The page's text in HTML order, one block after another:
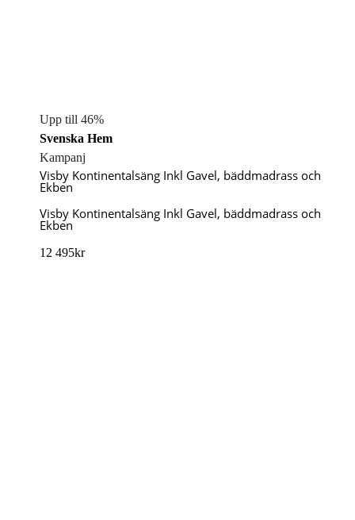
Upp till 46%
Svenska Hem
Kampanj
Visby Kontinentalsäng Inkl Gavel, bäddmadrass och
Ekben
Visby Kontinentalsäng Inkl Gavel, bäddmadrass och
Ekben
12 495kr